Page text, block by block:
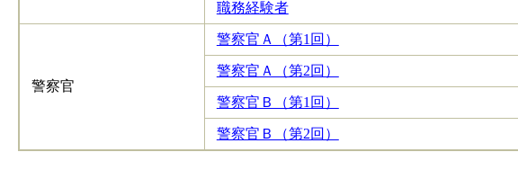
職務経験者
警察官
警察官Ａ（第1回）
警察官Ａ（第2回）
警察官Ｂ（第1回）
警察官Ｂ（第2回）